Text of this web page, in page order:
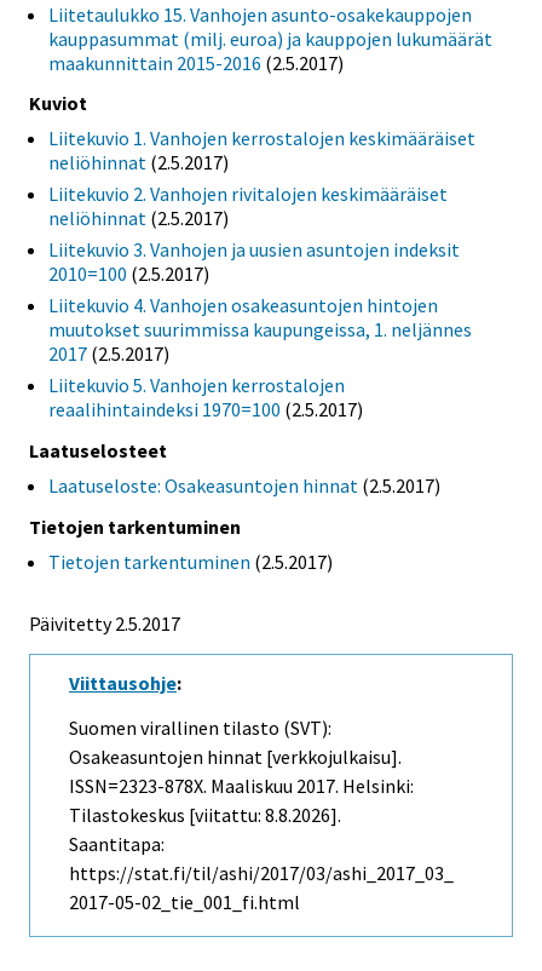
Liitetaulukko 15. Vanhojen asunto-osakekauppojen
kauppasummat (milj. euroa) ja kauppojen lukumäärät
maakunnittain 2015-2016 (2.5.2017)
Kuviot
Liitekuvio 1. Vanhojen kerrostalojen keskimääräiset
neliöhinnat (2.5.2017)
Liitekuvio 2. Vanhojen rivitalojen keskimääräiset
neliöhinnat (2.5.2017)
Liitekuvio 3. Vanhojen ja uusien asuntojen indeksit
2010=100 (2.5.2017)
Liitekuvio 4. Vanhojen osakeasuntojen hintojen
muutokset suurimmissa kaupungeissa, 1. neljännes
2017 (2.5.2017)
Liitekuvio 5. Vanhojen kerrostalojen
reaalihintaindeksi 1970=100 (2.5.2017)
Laatuselosteet
Laatuseloste: Osakeasuntojen hinnat (2.5.2017)
Tietojen tarkentuminen
Tietojen tarkentuminen (2.5.2017)
Päivitetty 2.5.2017
Viittausohje:
Suomen virallinen tilasto (SVT):
Osakeasuntojen hinnat [verkkojulkaisu].
ISSN=2323-878X. Maaliskuu 2017. Helsinki:
Tilastokeskus [viitattu: 8.8.2026].
Saantitapa:
https://stat.fi/til/ashi/2017/03/ashi_2017_03_
2017-05-02_tie_001_fi.html